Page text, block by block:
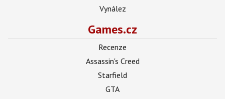
Vynález
Games.cz
Recenze
Assassin's Creed
Starfield
GTA